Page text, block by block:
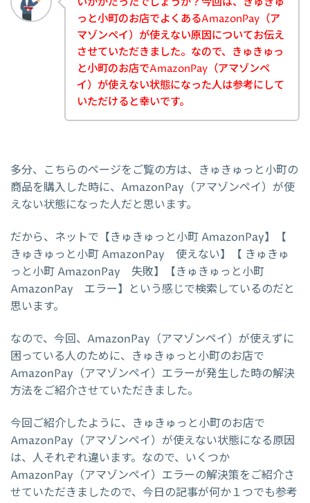
っと小町のお店でよくあるAmazonPay（ア
マゾンペイ）が使えない原因についてお伝え
させていただきました。なので、きゅきゅっ
と小町のお店でAmazonPay（アマゾンペ
イ）が使えない状態になった人は参考にして
いただけると幸いです。
多分、こちらのページをご覧の方は、きゅきゅっと小町の
商品を購入した時に、AmazonPay（アマゾンペイ）が使
えない状態になった人だと思います。
だから、ネットで【きゅきゅっと小町 AmazonPay】【
きゅきゅっと小町 AmazonPay 使えない】【 きゅきゅ
っと小町 AmazonPay 失敗】【きゅきゅっと小町
AmazonPay エラー】という感じで検索しているのだと
思います。
なので、今回、AmazonPay（アマゾンペイ）が使えずに
困っている人のために、きゅきゅっと小町のお店で
AmazonPay（アマゾンペイ）エラーが発生した時の解決
方法をご紹介させていただきました。
今回ご紹介したように、きゅきゅっと小町のお店で
AmazonPay（アマゾンペイ）が使えない状態になる原因
は、人それぞれ違います。なので、いくつか
AmazonPay（アマゾンペイ）エラーの解決策をご紹介さ
せていただきましたので、今日の記事が何か１つでも参考